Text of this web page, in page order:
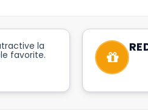
la
favorite.